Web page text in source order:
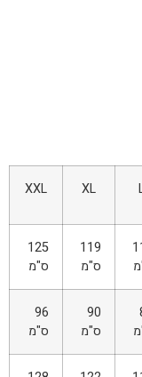
XL
XXL
119
ס"מ
125
ס"מ
90
ס"מ
96
ס"מ